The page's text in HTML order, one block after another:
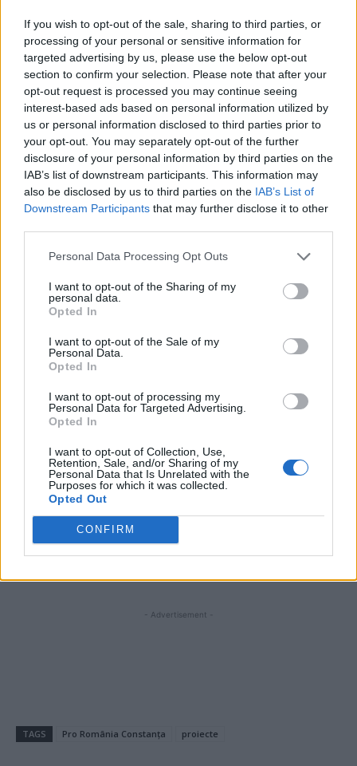
If you wish to opt-out of the sale, sharing to third parties, or
processing of your personal or sensitive information for
targeted advertising by us, please use the below opt-out
section to confirm your selection. Please note that after your
opt-out request is processed you may continue seeing
interest-based ads based on personal information utilized by
us or personal information disclosed to third parties prior to
your opt-out. You may separately opt-out of the further
disclosure of your personal information by third parties on the
IAB’s list of downstream participants. This information may
also be disclosed by us to third parties on the IAB’s List of
Downstream Participants that may further disclose it to other
Personal Data Processing Opt Outs
I want to opt-out of the Sharing of my
personal data.
Opted In
I want to opt-out of the Sale of my
Personal Data.
Opted In
I want to opt-out of processing my
Personal Data for Targeted Advertising.
Opted In
I want to opt-out of Collection, Use,
Retention, Sale, and/or Sharing of my
Personal Data that Is Unrelated with the
Purposes for which it was collected.
Opted Out
CONFIRM
botanică în zona Histria, avem cetatea și poate fi eligibil
un astfel de parc prin Programul de Cooperare
Transfrontalieră. Până în prezent primarii din zone care
beneficiază de vestigii istorice, atracții culturale nu au
profitat, iar noi ne vom implica în mod concret.
Pe modelul bazei sportive de la Amzacea, ne dorim să
dezvoltăm, în zonele unde nu există, terenuri sportive cu
vestiare, cu balon pentru perioada rece. Valoarea unui
contract este de maxim 120 de mii de euro și vor fi
Județean.
Ne dorim să facem o serie de parcuri în județul
Constanța, minim un hecare de teren, iar costul este de
50-60 de euro pe metru pătrat.
valoarea investiției ajuinge la cel mult 12.000 de euro
pentru o asemenea stație.”
Sursele de finanțare pentru proiectele din județul Constanța
Comandat de Partidul Pro România, Filiala Constanța
- Advertisement -
TAGS Pro România Constanța proiecte